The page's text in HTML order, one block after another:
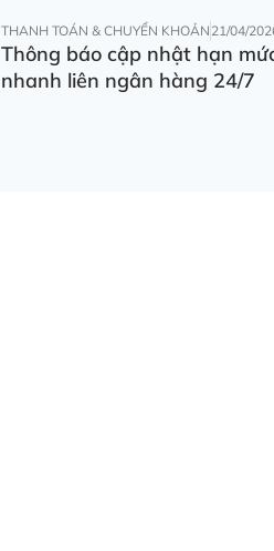
THANH TOÁN & CHUYỂN KHOẢN 21/04/
Thông báo cập nhật hạn
nhanh liên ngân hàng 24/7